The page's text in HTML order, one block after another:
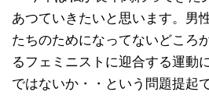
あつていきたいと思います。男
たちのためになってないどころ
るフェミニストに迎合する運動
ではないか・・という問題提起で